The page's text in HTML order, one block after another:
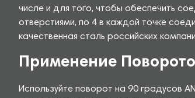
числе и для того, чтобы обеспечить
отверстиями, по 4 в каждой точке
качественная сталь российских
Применение
Используйте поворот на 90 градусов